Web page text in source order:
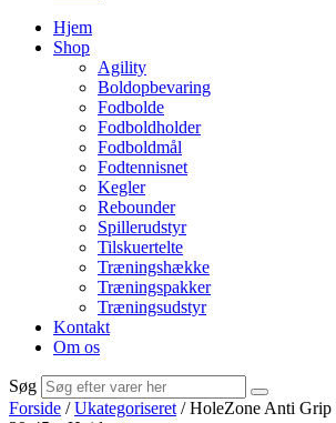
Hjem
Shop
Agility
Boldopbevaring
Fodbolde
Fodboldholder
Fodboldmål
Fodtennisnet
Kegler
Rebounder
Spillerudstyr
Tilskuertelte
Træningshække
Træningspakker
Træningsudstyr
Kontakt
Om os
Søg
Forside /Ukategoriseret / HoleZone Anti Grip